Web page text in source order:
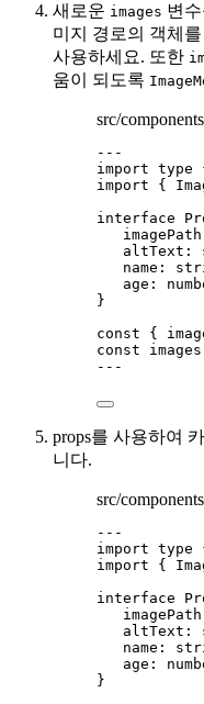
새로운 images 변
미지 경로의 객체
사용하세요. 또한
움이 되도록
src/
---
import type
import {
interface
imagePath
altText :
name :
age :
}
const {
const images
---
props를 사용하여
니다.
src/
---
import type
import {
interface
imagePath
altText :
name :
age :
}